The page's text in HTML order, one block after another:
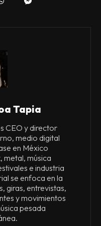
Tapia
CEO y director
medio digital
en México
metal, música
e industria
se enfoca en la
giras, entrevistas,
y movimientos
pesada